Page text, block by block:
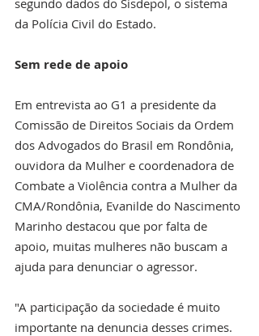
da Polícia Civil do Estado.
Sem rede de apoio
Em entrevista ao G1 a presidente da
Comissão de Direitos Sociais da Ordem
dos Advogados do Brasil em Rondônia,
ouvidora da Mulher e coordenadora de
Combate a Violência contra a Mulher da
CMA/Rondônia, Evanilde do Nascimento
Marinho destacou que por falta de
apoio, muitas mulheres não buscam a
ajuda para denunciar o agressor.
"A participação da sociedade é muito
importante na denuncia desses crimes.